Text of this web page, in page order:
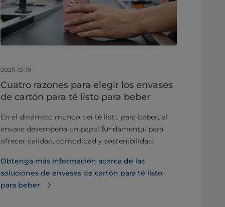
2025-12-19
Cuatro razones para elegir los envases
de cartón para té listo para beber
En el dinámico mundo del té listo para beber, el
envase desempeña un papel fundamental para
ofrecer calidad, comodidad y sostenibilidad.
Obtenga más información acerca de las
soluciones de envases de cartón para té listo
para beber